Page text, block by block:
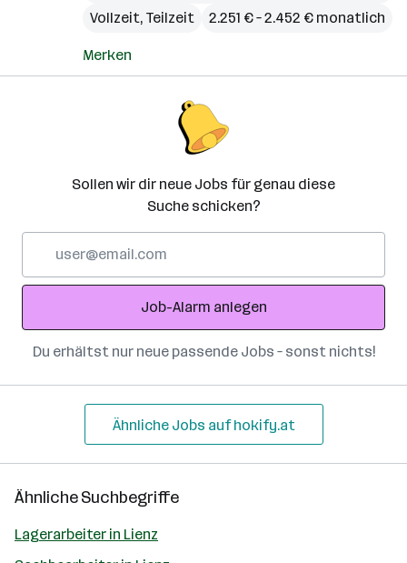
Vollzeit, Teilzeit
2.251 € – 2.452 € monatlich
Merken
Sollen wir dir neue Jobs für genau diese
Suche schicken?
Adresse
Job-Alarm anlegen
Du erhältst nur neue passende Jobs – sonst nichts!
Ähnliche Jobs auf hokify.at
Ähnliche Suchbegriffe
Lagerarbeiter in Lienz